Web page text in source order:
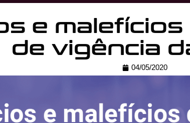
e
de vigência
04/05/2020